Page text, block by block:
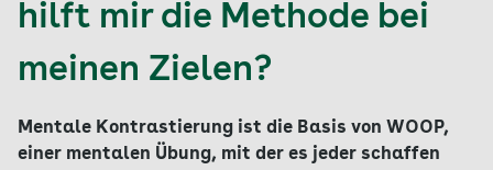
hilft mir die Methode bei
meinen Zielen?
Mentale Kontrastierung ist die Basis von WOOP,
einer mentalen Übung, mit der es jeder schaffen